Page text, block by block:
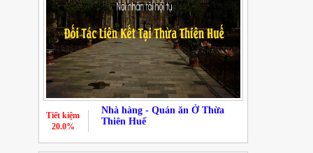
Nhà hàng - Quán ăn Ở Thừa
Thiên Huế
Tiết kiệm
20.0%